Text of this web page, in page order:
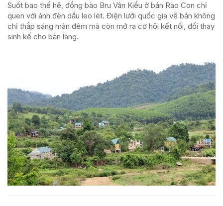
Suốt bao thế hệ, đồng bào Bru Vân Kiều ở bản Rào Con chỉ
quen với ánh đèn dầu leo lét. Điện lưới quốc gia về bản không
chỉ thắp sáng màn đêm mà còn mở ra cơ hội kết nối, đổi thay
sinh kế cho bản làng.